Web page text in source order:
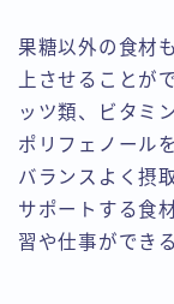
果糖以外の食材
上させることが
ッツ類、ビタミ
ポリフェノール
バランスよく摂
サポートする食
習や仕事ができ